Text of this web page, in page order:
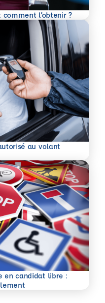
l’obtenir ?
au volant
en candidat libre :